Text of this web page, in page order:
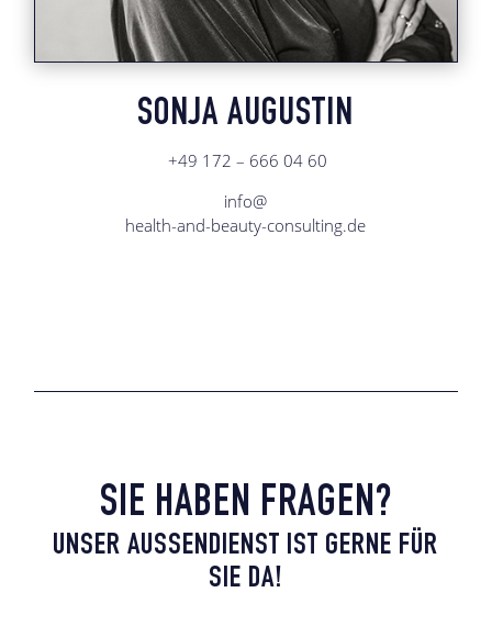
SONJA AUGUSTIN
+49 172 – 666 04 60
info@
health-and-beauty-consulting.de
SIE HABEN FRAGEN?
UNSER AUSSENDIENST IST GERNE FÜR S
IE DA!